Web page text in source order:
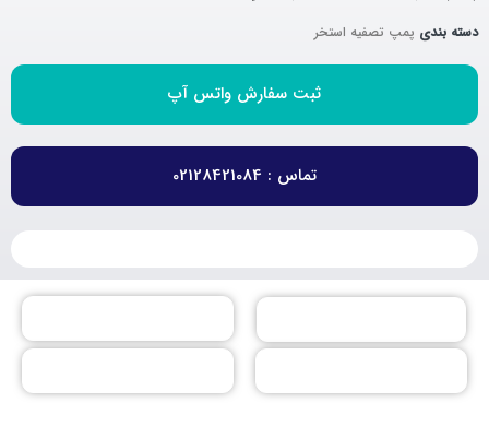
دسته بندی پمپ تصفیه استخر
ثبت سفارش واتس آپ
تماس : 02128421084